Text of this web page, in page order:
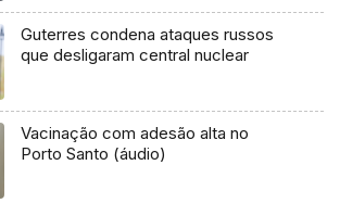
Guterres condena ataques russos
que desligaram central nuclear
Vacinação com adesão alta no
Porto Santo (áudio)